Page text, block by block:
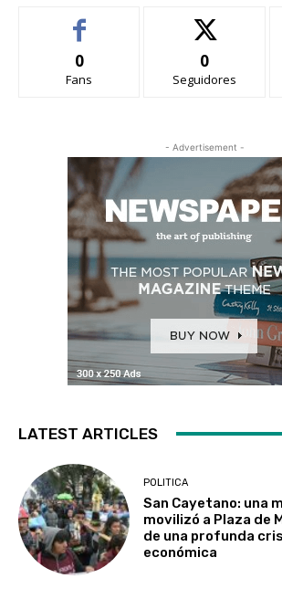
0
Fans
0
Seguidores
- Advertisement -
LATEST ARTICLES
POLITICA
San Cayetano: una
movilizó a Plaza de
de una profunda
económica